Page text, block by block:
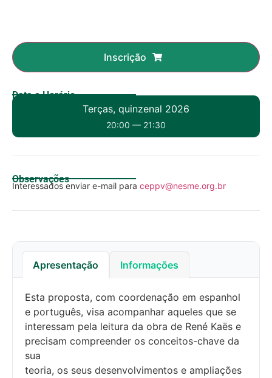
Apresentação Informações
Esta proposta, com coordenação em espanhol
e português, visa acompanhar aqueles que se
interessam pela leitura da obra de René Kaës e
precisam compreender os conceitos-chave da
sua
teoria, os seus desenvolvimentos e ampliações
Inscrição
Data e Horário
Terças, quinzenal 2026
20:00 — 21:30
Observações
Interessados enviar e-mail para ceppv@nesme.org.br